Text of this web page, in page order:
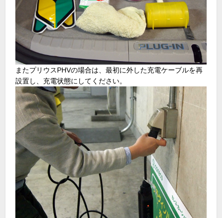
またプリウスPHVの場合は、最初に外した充電ケーブルを再
設置し、充電状態にしてください。